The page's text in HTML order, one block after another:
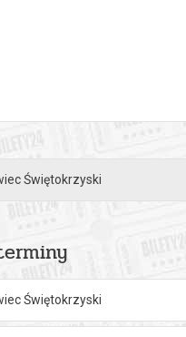
Świętokrzyski
Świętokrzyski